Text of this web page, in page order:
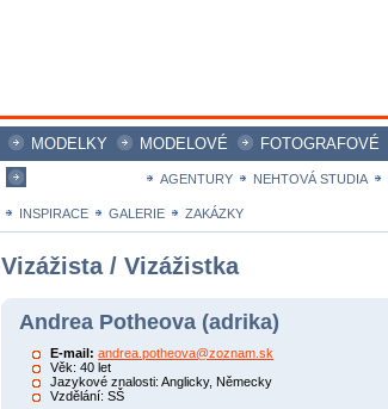
MODELKY MODELOVÉ FOTOGRAFOVÉ
AGENTURY NEHTOVÁ STUDIA
INSPIRACE GALERIE ZAKÁZKY
Vizážista / Vizážistka
Andrea Potheova (adrika)
E-mail: andrea.potheova@zoznam.sk
Věk: 40 let
Jazykové znalosti: Anglicky, Německy
Vzdělání: SŠ